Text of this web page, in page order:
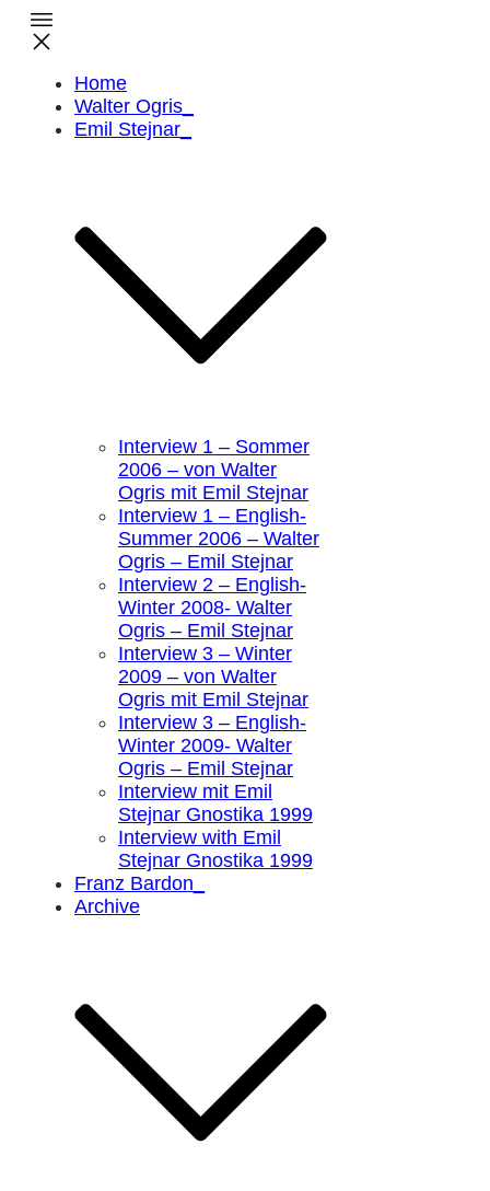
Home
Walter Ogris_
Emil Stejnar_
Interview 1 – Sommer
2006 – von Walter
Ogris mit Emil Stejnar
Interview 1 – English-
Summer 2006 – Walter
Ogris – Emil Stejnar
Interview 2 – English-
Winter 2008- Walter
Ogris – Emil Stejnar
Interview 3 – Winter
2009 – von Walter
Ogris mit Emil Stejnar
Interview 3 – English-
Winter 2009- Walter
Ogris – Emil Stejnar
Interview mit Emil
Stejnar Gnostika 1999
Interview with Emil
Stejnar Gnostika 1999
Franz Bardon_
Archive